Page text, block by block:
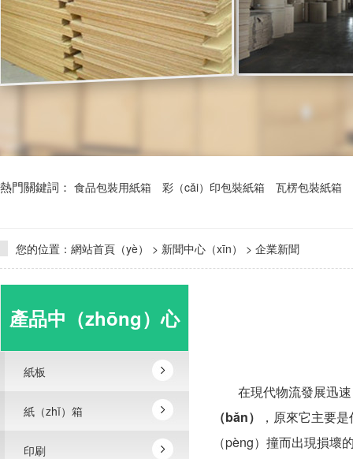
熱門關鍵詞： 食品包裝用紙箱 彩（cǎi）印包裝紙箱 瓦楞包裝紙箱
您的位置： 網站首頁（yè） > 新聞中心（xīn） > 企業新聞
產品中（zhōng）心
紙板
紙（zhǐ）箱
印刷
在現代物流發展迅速
（bǎn）
，原來它主要
（pèng）撞而出現損